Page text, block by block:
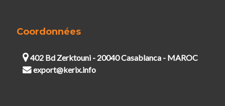
Coordonnées
402 Bd Zerktouni - 20040 Casablanca - MAROC
export@kerix.info